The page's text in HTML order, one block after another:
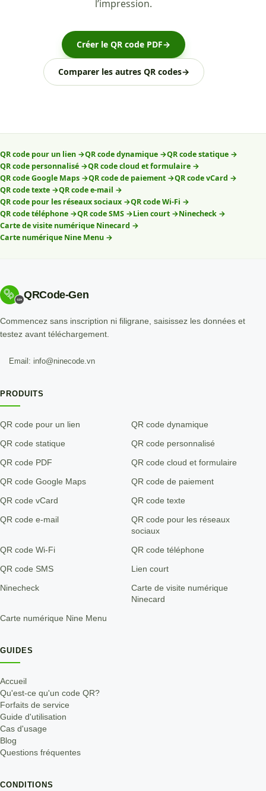
l’impression.
Créer le QR code PDF→
Comparer les autres QR codes→
QR code pour un lien →QR code dynamique →QR code statique →
QR code personnalisé →QR code cloud et formulaire →
QR code Google Maps →QR code de paiement →QR code vCard →
QR code texte →QR code e-mail →
QR code pour les réseaux sociaux →QR code Wi-Fi →
QR code téléphone →QR code SMS →Lien court →Ninecheck →
Carte de visite numérique Ninecard →
Carte numérique Nine Menu →
QRCode-Gen
Commencez sans inscription ni filigrane, saisissez les données et
testez avant téléchargement.
Email: info@ninecode.vn
PRODUITS
QR code pour un lien QR code dynamique
QR code statique QR code personnalisé
QR code PDF QR code cloud et formulaire
QR code Google Maps QR code de paiement
QR code vCard QR code texte
QR code e-mail
QR code pour les réseaux
sociaux
QR code Wi-Fi QR code téléphone
QR code SMS Lien court
Ninecheck
Carte de visite numérique
Ninecard
Carte numérique Nine Menu
GUIDES
Accueil
Qu'est-ce qu'un code QR?
Forfaits de service
Guide d'utilisation
Cas d'usage
Blog
Questions fréquentes
CONDITIONS